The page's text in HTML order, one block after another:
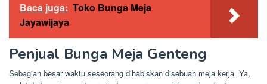
Baca juga: Toko Bunga Meja
Jayawijaya
Penjual Bunga Meja Genteng
Sebagian besar waktu seseorang dihabiskan disebuah meja kerja. Ya,